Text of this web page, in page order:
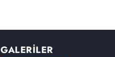
GALERİLER